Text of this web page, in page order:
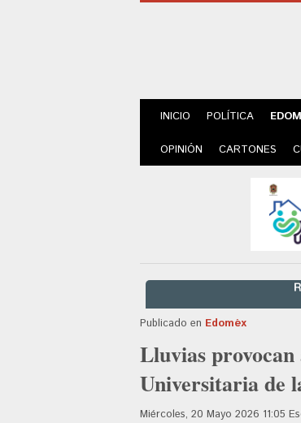
INICIO POLÍTICA
OPINIÓN CARTONES
Publicado en Edoméx
Lluvias provocan
Universitaria de
Miércoles, 20 Mayo 2026 11:05